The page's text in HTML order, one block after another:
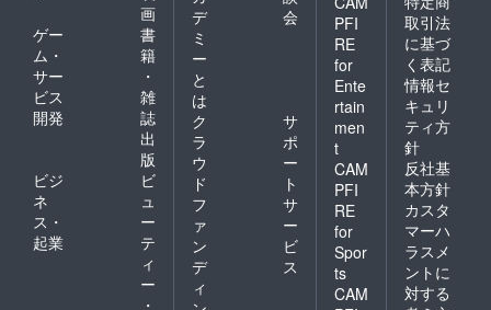
画
ゲー
ム・
サー
ビス
開発
書
籍
・
雑
誌
出
版
ビジ
ネ
ス・
起業
ビ
ュ
ー
テ
ィ
ー
・
デ
ミ
ー
と
は
会
ク
ラ
ウ
ド
フ
ァ
ン
デ
ィ
サ
ポ
ー
ト
サ
ー
ビ
ス
PFI
RE
for
Ente
rtain
men
t
CAM
PFI
RE
for
Spor
ts
CAM
取引法
に基づ
く表記
情報セ
キュリ
ティ方
針
反社基
本方針
カスタ
マーハ
ラスメ
ントに
対する